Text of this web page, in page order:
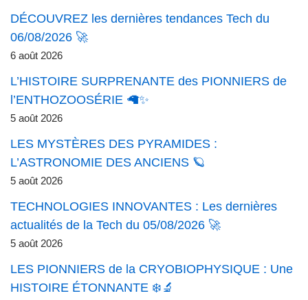
DÉCOUVREZ les dernières tendances Tech du
06/08/2026 🚀
6 août 2026
L’HISTOIRE SURPRENANTE des PIONNIERS de
l’ENTHOZOOSÉRIE 🦙✨
5 août 2026
LES MYSTÈRES DES PYRAMIDES :
L’ASTRONOMIE DES ANCIENS 🪐
5 août 2026
TECHNOLOGIES INNOVANTES : Les dernières
actualités de la Tech du 05/08/2026 🚀
5 août 2026
LES PIONNIERS de la CRYOBIOPHYSIQUE : Une
HISTOIRE ÉTONNANTE ❄️🔬